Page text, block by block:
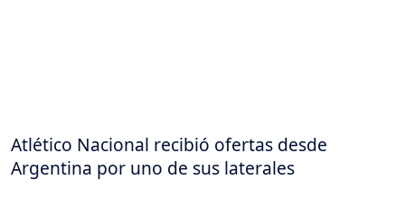
Atlético Nacional recibió ofertas desde
Argentina por uno de sus laterales